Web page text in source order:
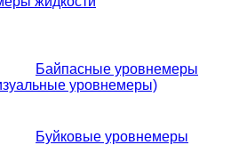
Байпасные уровнемеры
уровнемеры)
Буйковые уровнемеры